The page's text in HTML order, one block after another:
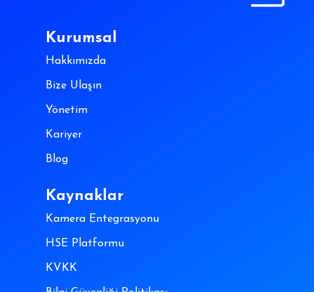
Kurumsal
Hakkımızda
Bize Ulaşın
Yönetim
Kariyer
Blog
Kaynaklar
Kamera Entegrasyonu
HSE Platformu
KVKK